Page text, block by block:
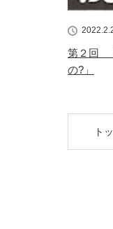
第２回
の?」
ト